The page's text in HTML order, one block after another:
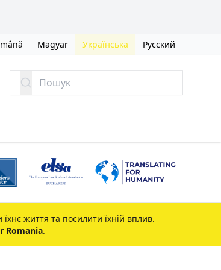
Magyar Українська Русский
Пошук
життя та посилити їхній вплив.
Romania.